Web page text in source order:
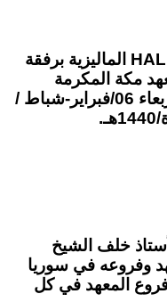
الماليزية برفقة
مكة المكرمة
للعلوم الشرعية وذلك في يوم الأربعاء 06/فبراير-شباط /
خلف الشيخ
وفروعه في سوريا
فروع المعهد في كل